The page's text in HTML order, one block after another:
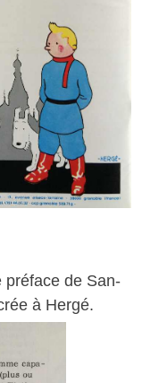
préface de San-
à Hergé.